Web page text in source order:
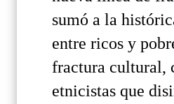
sumó a la
entre ricos y
fractura cultural,
etnicistas que